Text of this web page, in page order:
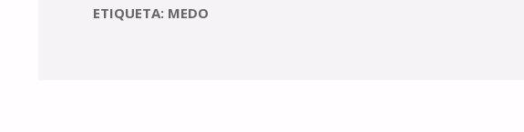
ETIQUETA: MEDO